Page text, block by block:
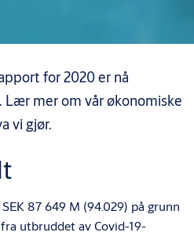
for 2020 er nå
mer om vår økonomiske
vi gjør.
87 649 M (94.029) på grunn
utbruddet av Covid-19-